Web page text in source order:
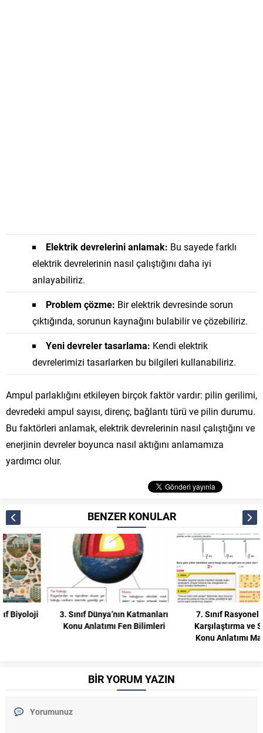
Elektrik devrelerini anlamak: Bu sayede farklı
elektrik devrelerinin nasıl çalıştığını daha iyi
anlayabiliriz.
Problem çözme: Bir elektrik devresinde sorun
çıktığında, sorunun kaynağını bulabilir ve çözebiliriz.
Yeni devreler tasarlama: Kendi elektrik
devrelerimizi tasarlarken bu bilgileri kullanabiliriz.
Ampul parlaklığını etkileyen birçok faktör vardır: pilin gerilimi,
devredeki ampul sayısı, direnç, bağlantı türü ve pilin durumu.
Bu faktörleri anlamak, elektrik devrelerinin nasıl çalıştığını ve
enerjinin devreler boyunca nasıl aktığını anlamamıza
yardımcı olur.
BENZER KONULAR
3. Sınıf Dünya’nın Katmanları
Konu Anlatımı Fen Bilimleri
7. Sınıf Rasyonel Sayıları
Karşılaştırma ve Sıralama
Konu Anlatımı Matematik
BİR YORUM YAZIN